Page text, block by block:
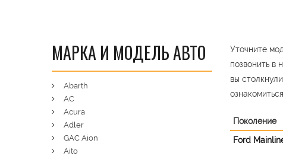
Уточните
позвонить
вы
Поколение
Ford
МАРКА И МОДЕЛЬ АВТО
Abarth
AC
Acura
Adler
GAC Aion
Aito